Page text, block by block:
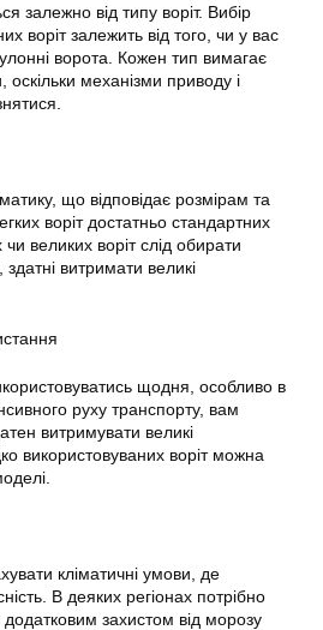
залежно від типу воріт. Вибір
воріт залежить від того, чи у вас
ворота. Кожен тип вимагає
оскільки механізми приводу і
що відповідає розмірам та
воріт достатньо стандартних
великих воріт слід обирати
витримати великі
щодня, особливо в
руху транспорту, вам
витримувати великі
використовуваних воріт можна
кліматичні умови, де
В деяких регіонах потрібно
захистом від морозу